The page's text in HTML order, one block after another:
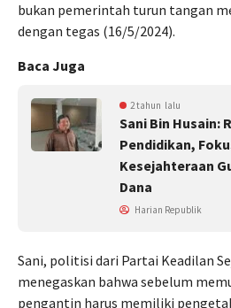
bukan pemerintah turun tangan
dengan tegas (16/5/2024).
Baca Juga
2 tahun lalu
Sani Bin Husain:
Pendidikan,
Kesejahteraan
Dana
Harian Republik
Sani, politisi dari Partai Keadilan
menegaskan bahwa sebelum
pengantin harus memiliki